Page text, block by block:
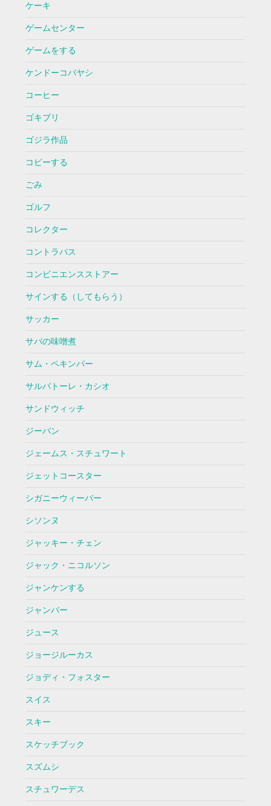
ケーキ
ゲームセンター
ゲームをする
ケンドーコバヤシ
コーヒー
ゴキブリ
ゴジラ作品
コピーする
ごみ
ゴルフ
コレクター
コントラバス
コンビニエンスストアー
サインする（してもらう）
サッカー
サバの味噌煮
サム・ペキンパー
サルバトーレ・カシオ
サンドウィッチ
ジーパン
ジェームス・スチュワート
ジェットコースター
シガニーウィーバー
シソンヌ
ジャッキー・チェン
ジャック・ニコルソン
ジャンケンする
ジャンバー
ジュース
ジョージルーカス
ジョディ・フォスター
スイス
スキー
スケッチブック
スズムシ
スチュワーデス